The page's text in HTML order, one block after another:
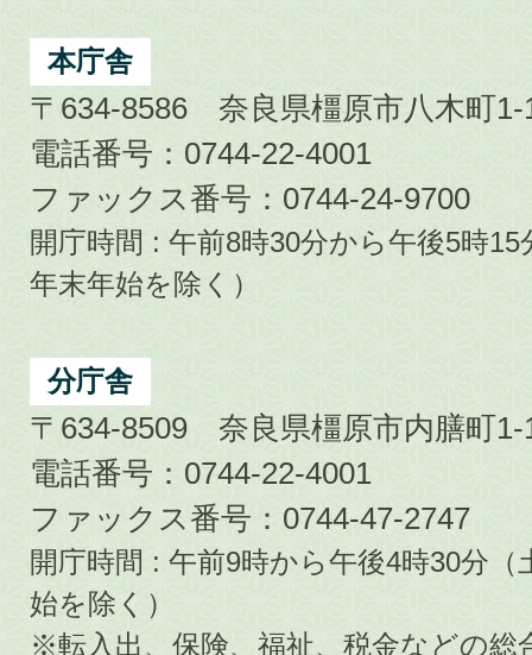
City
本庁舎
〒634-8586 奈良県橿原市八木町1-
電話番号：0744-22-4001
ファックス番号：0744-24-9700
開庁時間 : 午前8時30分から午後5時
年末年始を除く）
分庁舎
〒634-8509 奈良県橿原市内膳町1-
電話番号：0744-22-4001
ファックス番号：0744-47-2747
開庁時間 : 午前9時から午後4時30分（
始を除く）
※転入出、保険、福祉、税金などの総